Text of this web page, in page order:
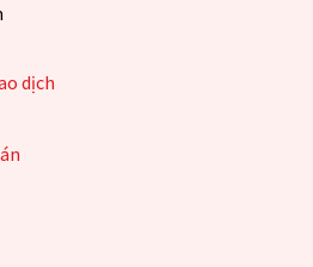
dịch